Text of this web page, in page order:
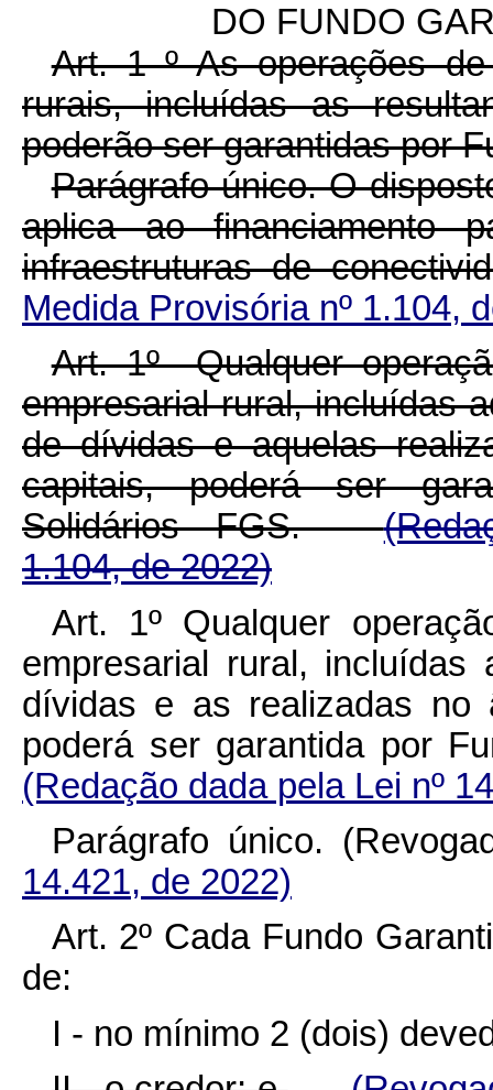
DO FUNDO
Art. 1 º As operações
rurais, incluídas as
poderão ser garantidas por
Parágrafo único. O
aplica ao financiamento
infraestruturas de
Medida Provisória nº 1.104,
Art. 1º Qualquer
empresarial rural, incluídas
de dívidas e aquelas
capitais, poderá ser
Solidários - FGS.
1.104, de 2022)
Art. 1º Qualquer
empresarial rural, incluídas
dívidas e as realizadas no
poderá ser garantida por
(Redação dada pela Lei nº
Parágrafo único.
14.421, de 2022)
Art. 2º Cada Fundo
de:
I - no mínimo 2 (dois)